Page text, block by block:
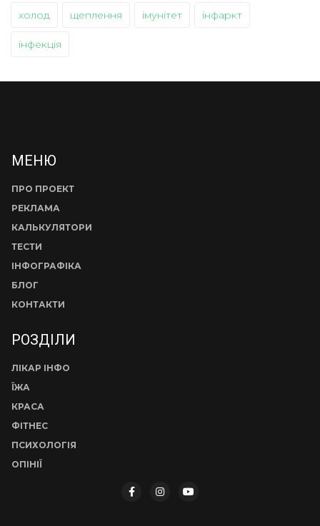
холод щеплення імунітет інфаркт
інфекція
МЕНЮ
ПРО ПРОЕКТ
РЕКЛАМА
КАЛЬКУЛЯТОРИ
ТЕСТИ
ІНФОГРАФІКА
БЛОГ
КОНТАКТИ
РОЗДІЛИ
ЛІКАР ІНФО
ЇЖА
КРАСА
ФІТНЕС
ПСИХОЛОГІЯ
ОПІНІЇ